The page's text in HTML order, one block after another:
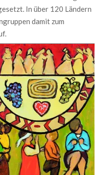
In über 120 Ländern
damit zum